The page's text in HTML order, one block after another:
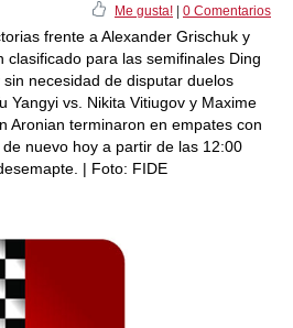
Me gusta! 0 Comentarios
frente a Alexander Grischuk y
clasificado para las semifinales Ding
necesidad de disputar duelos
Yangyi vs. Nikita Vitiugov y Maxime
Aronian terminaron en empates con
nuevo hoy a partir de las 12:00
| Foto: FIDE